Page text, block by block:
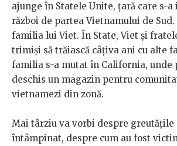
ajunge în Statele Unite, țară care s-
război de partea Vietnamului de
familia lui Viet. În State, Viet și
trimiși să trăiască câțiva ani cu alte
familia s-a mutat în California, unde
deschis un magazin pentru
vietnamezi din zonă.
Mai târziu va vorbi despre greutățile
întâmpinat, despre cum au fost